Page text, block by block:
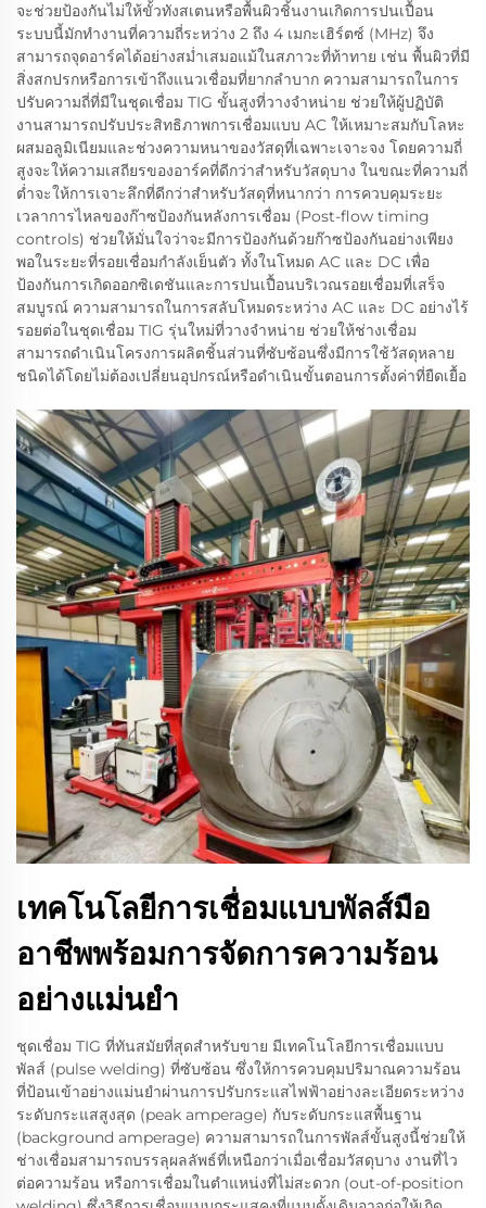
จะช่วยป้องกันไม่ให้ขั้วทังสเตนหรือพื้นผิวชิ้นงานเกิดการปนเปื้อน
ระบบนี้มักทำงานที่ความถี่ระหว่าง 2 ถึง 4 เมกะเฮิร์ตซ์ (MHz) จึง
สามารถจุดอาร์คได้อย่างสม่ำเสมอแม้ในสภาวะที่ท้าทาย เช่น พื้นผิวที่มี
สิ่งสกปรกหรือการเข้าถึงแนวเชื่อมที่ยากลำบาก ความสามารถในการ
ปรับความถี่ที่มีในชุดเชื่อม TIG ขั้นสูงที่วางจำหน่าย ช่วยให้ผู้ปฏิบัติ
งานสามารถปรับประสิทธิภาพการเชื่อมแบบ AC ให้เหมาะสมกับโลหะ
ผสมอลูมิเนียมและช่วงความหนาของวัสดุที่เฉพาะเจาะจง โดยความถี่
สูงจะให้ความเสถียรของอาร์คที่ดีกว่าสำหรับวัสดุบาง ในขณะที่ความถี่
ต่ำจะให้การเจาะลึกที่ดีกว่าสำหรับวัสดุที่หนากว่า การควบคุมระยะ
เวลาการไหลของก๊าซป้องกันหลังการเชื่อม (Post-flow timing
controls) ช่วยให้มั่นใจว่าจะมีการป้องกันด้วยก๊าซป้องกันอย่างเพียง
พอในระยะที่รอยเชื่อมกำลังเย็นตัว ทั้งในโหมด AC และ DC เพื่อ
ป้องกันการเกิดออกซิเดชันและการปนเปื้อนบริเวณรอยเชื่อมที่เสร็จ
สมบูรณ์ ความสามารถในการสลับโหมดระหว่าง AC และ DC อย่างไร้
รอยต่อในชุดเชื่อม TIG รุ่นใหม่ที่วางจำหน่าย ช่วยให้ช่างเชื่อม
สามารถดำเนินโครงการผลิตชิ้นส่วนที่ซับซ้อนซึ่งมีการใช้วัสดุหลาย
ชนิดได้โดยไม่ต้องเปลี่ยนอุปกรณ์หรือดำเนินขั้นตอนการตั้งค่าที่ยืดเยื้อ
เทคโนโลยีการเชื่อมแบบพัลส์มือ
อาชีพพร้อมการจัดการความร้อน
อย่างแม่นยำ
ชุดเชื่อม TIG ที่ทันสมัยที่สุดสำหรับขาย มีเทคโนโลยีการเชื่อมแบบ
พัลส์ (pulse welding) ที่ซับซ้อน ซึ่งให้การควบคุมปริมาณความร้อน
ที่ป้อนเข้าอย่างแม่นยำผ่านการปรับกระแสไฟฟ้าอย่างละเอียดระหว่าง
ระดับกระแสสูงสุด (peak amperage) กับระดับกระแสพื้นฐาน
(background amperage) ความสามารถในการพัลส์ขั้นสูงนี้ช่วยให้
ช่างเชื่อมสามารถบรรลุผลลัพธ์ที่เหนือกว่าเมื่อเชื่อมวัสดุบาง งานที่ไว
ต่อความร้อน หรือการเชื่อมในตำแหน่งที่ไม่สะดวก (out-of-position